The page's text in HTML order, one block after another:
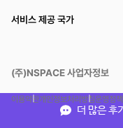
더 많은 후
서비스 제공 국가
(주)NSPACE 사업자정보
이용약관개인정보처리방침운영정책
스페이스클라우드는 통신판매중